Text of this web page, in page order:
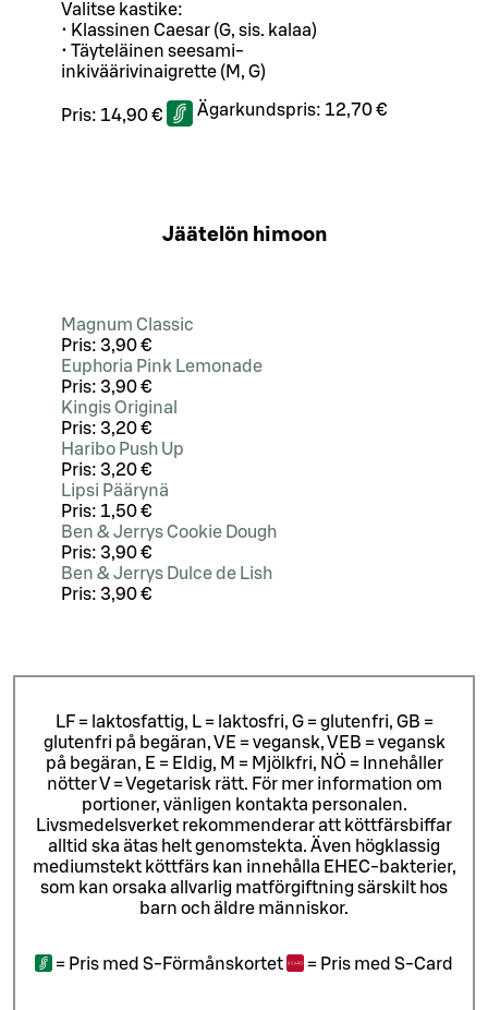
Valitse kastike:
• Klassinen Caesar (G, sis. kalaa)
• Täyteläinen seesami-
inkiväärivinaigrette (M, G)
Pris: 14,90 € Ägarkundspris: 12,70 €
Jäätelön himoon
Magnum Classic
Pris: 3,90 €
Euphoria Pink Lemonade
Pris: 3,90 €
Kingis Original
Pris: 3,20 €
Haribo Push Up
Pris: 3,20 €
Lipsi Päärynä
Pris: 1,50 €
Ben & Jerrys Cookie Dough
Pris: 3,90 €
Ben & Jerrys Dulce de Lish
Pris: 3,90 €
LF = laktosfattig, L = laktosfri, G = glutenfri, GB =
glutenfri på begäran, VE = vegansk, VEB = vegansk
på begäran, E = Eldig, M = Mjölkfri, NÖ = Innehåller
nötter V = Vegetarisk rätt. För mer information om
portioner, vänligen kontakta personalen.
Livsmedelsverket rekommenderar att köttfärsbiffar
alltid ska ätas helt genomstekta. Även högklassig
mediumstekt köttfärs kan innehålla EHEC-bakterier,
som kan orsaka allvarlig matförgiftning särskilt hos
barn och äldre människor.
= Pris med S-Förmånskortet = Pris med S-Card